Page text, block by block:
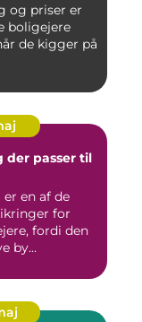
og priser er
boligejere
de kigger på
der passer til
en af de
for
fordi den
by...